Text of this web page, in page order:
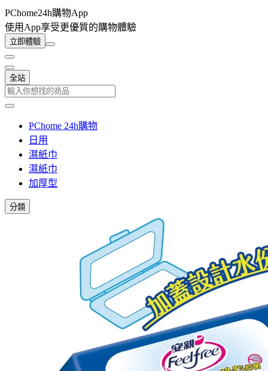
PChome24h購物App
使用App享受更優質的購物體驗
立即體驗
全站
PChome 24h購物
日用
濕紙巾
濕紙巾
加厚型
分類